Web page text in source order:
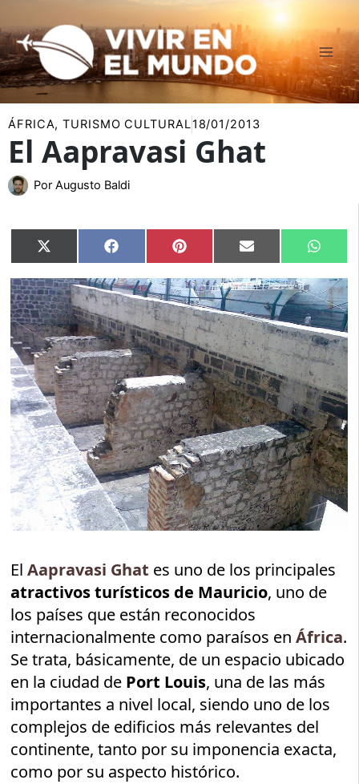
al
contenido
ÁFRICA,TURISMO CULTURAL18/01/2013
El Aapravasi Ghat
Por Augusto Baldi
Compartir
en
X
(Twitter)
Compartir
en
Facebook Compartir
en
Pinterest Compartir
en
Email
en
ElAapravasi Ghat es uno de los principales
atractivos turísticos de Mauricio, uno de
los países que están reconocidos
internacionalmente como paraísos enÁfrica.
Se trata, básicamente, de un espacio ubicado
en la ciudad de Port Louis, una de las más
importantes a nivel local, siendo uno de los
complejos de edificios más relevantes del
continente, tanto por su imponencia exacta,
como por su aspecto histórico.